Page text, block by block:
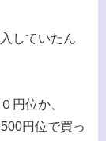
していたん
円位か、
円位で買っ